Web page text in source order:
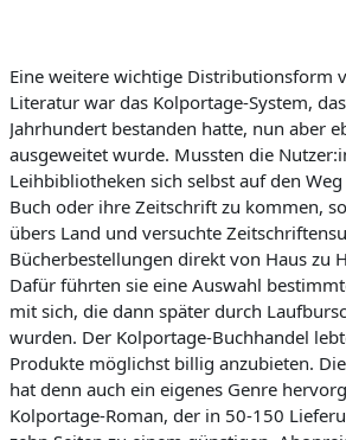
Eine weitere wichtige Distributionsform
Literatur war das Kolportage-System,
Jahrhundert bestanden hatte, nun aber
ausgeweitet wurde. Mussten die
Leihbibliotheken sich selbst auf den
Buch oder ihre Zeitschrift zu kommen,
übers Land und versuchte
Bücherbestellungen direkt von Haus zu
Dafür führten sie eine Auswahl
mit sich, die dann später durch
wurden. Der Kolportage-Buchhandel
Produkte möglichst billig anzubieten.
hat denn auch ein eigenes Genre
Kolportage-Roman, der in 50-150